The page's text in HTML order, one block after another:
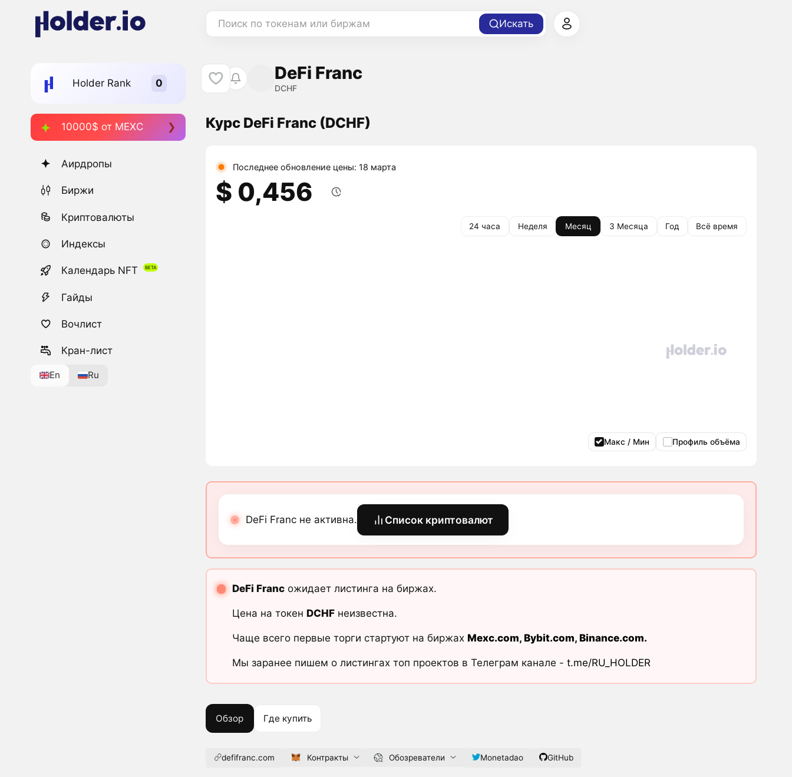
Поиск по токенам или биржам Искать
Holder Rank
10000$ от MEXC
Аирдропы
Биржи
Криптовалюты
Индексы
Календарь NFT
Гайды
Вочлист
Кран-лист
En Ru
DeFi Franc
DCHF
Курс DeFi Franc (DCHF)
Последнее обновление цены: 18 марта
$ 0,456
24 часа Неделя Месяц 3 Месяца Год Всё время
Макс / Мин Профиль объёма
DeFi Franc не активна. Список криптовалют
DeFi Francожидает листинга на биржах.
Цена на токен DCHFнеизвестна.
Чаще всего первые торги стартуют на биржах Mexc.com, Bybit.com, Binance.com.
Мы заранее пишем о листингах топ проектов в Телеграм канале - t.me/RU_HOLDER
Обзор Где купить
defifranc.com Контракты Обозреватели Monetadao GitHub